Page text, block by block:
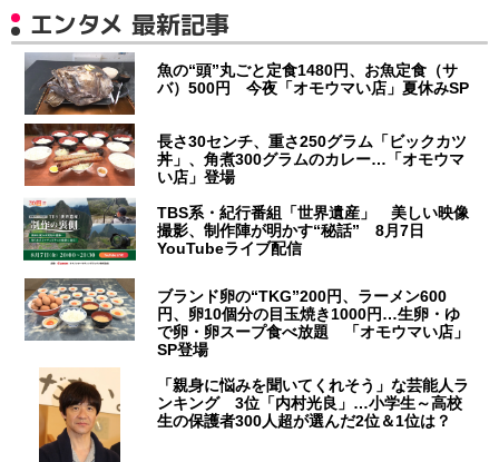
エンタメ 最新記事
魚の“頭”丸ごと定食1480円、お魚定食（サ
バ）500円 今夜「オモウマい店」夏休みSP
長さ30センチ、重さ250グラム「ビックカツ
丼」、角煮300グラムのカレー…「オモウマ
い店」登場
TBS系・紀行番組「世界遺産」 美しい映像
撮影、制作陣が明かす“秘話” 8月7日
YouTubeライブ配信
ブランド卵の“TKG”200円、ラーメン600
円、卵10個分の目玉焼き1000円…生卵・ゆ
で卵・卵スープ食べ放題 「オモウマい店」
SP登場
「親身に悩みを聞いてくれそう」な芸能人ラ
ンキング 3位「内村光良」…小学生～高校
生の保護者300人超が選んだ2位＆1位は？